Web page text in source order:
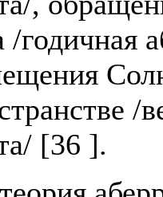
годичная
/
[36 ].